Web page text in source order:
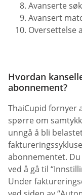
Avanserte
Avansert
Oversettelse
Hvordan
abonnement?
ThaiCupid fornyer
spørre om
unngå å bli
abonnementet.
ved å gå til
Under